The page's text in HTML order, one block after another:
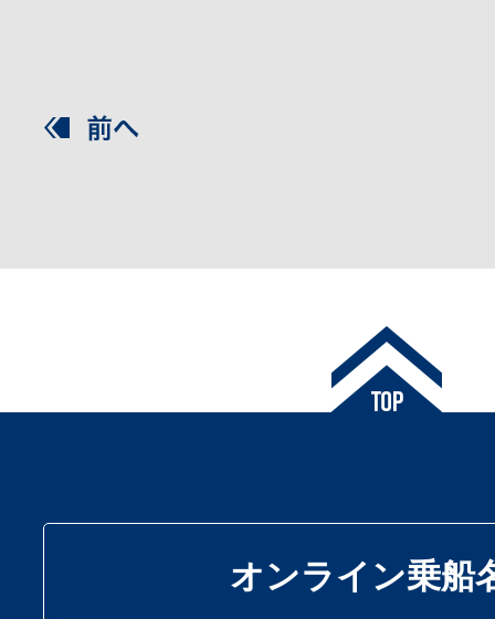
オンライン乗船